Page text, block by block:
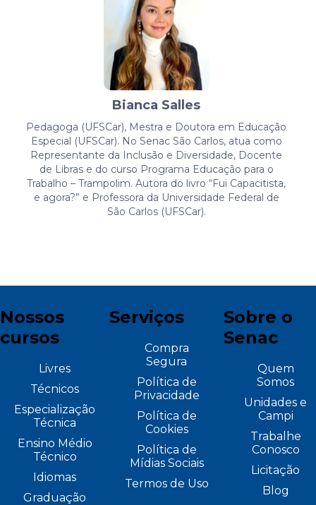
Bianca Salles
Pedagoga (UFSCar), Mestra e Doutora em Educação
Especial (UFSCar). No Senac São Carlos, atua como
Representante da Inclusão e Diversidade, Docente
de Libras e do curso Programa Educação para o
Trabalho – Trampolim. Autora do livro “Fui Capacitista,
e agora?” e Professora da Universidade Federal de
São Carlos (UFSCar).
Nossos
cursos
Livres
Técnicos
Especialização
Técnica
Ensino Médio
Técnico
Idiomas
Graduação
Serviços
Compra
Segura
Política de
Privacidade
Política de
Cookies
Política de
Mídias Sociais
Termos de Uso
Sobre o
Senac
Quem
Somos
Unidades e
Campi
Trabalhe
Conosco
Licitação
Blog